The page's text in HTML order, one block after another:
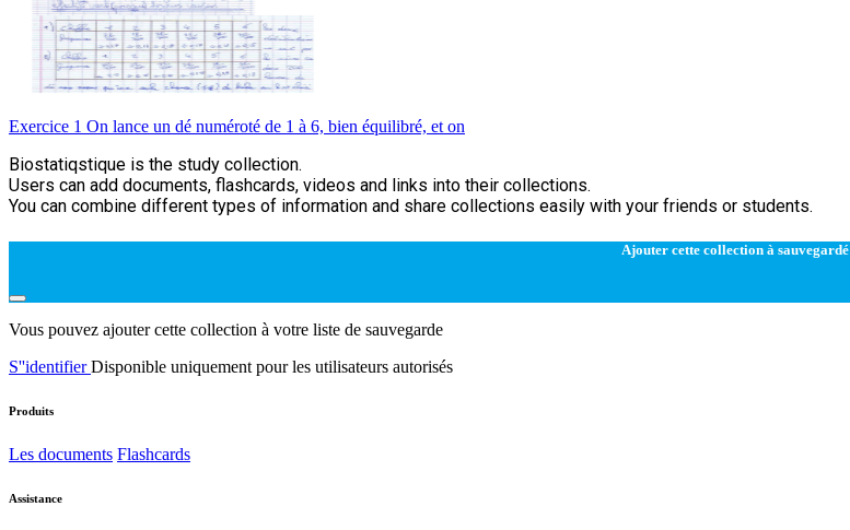
Exercice 1 On lance un dé numéroté de 1 à 6, bien équilibré, et on
Biostatiqstique is the study collection.
Users can add documents, flashcards, videos and links into their collections.
You can combine different types of information and share collections easily with your friends or students.
Ajouter cette collection à sauvegardé
Vous pouvez ajouter cette collection à votre liste de sauvegarde
S''identifierDisponible uniquement pour les utilisateurs autorisés
Produits
Les documents Flashcards
Assistance